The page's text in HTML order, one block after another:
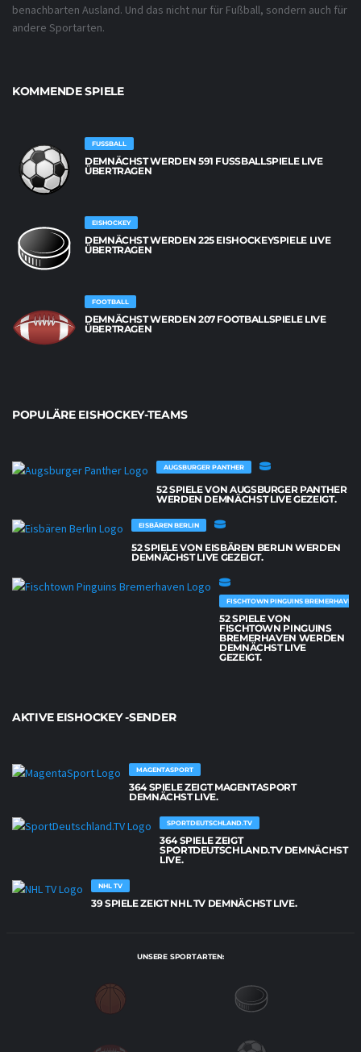
benachbarten Ausland. Und das nicht nur für Fußball, sondern auch für
andere Sportarten.
KOMMENDE SPIELE
FUSSBALL
DEMNÄCHST WERDEN 591 FUSSBALLSPIELE LIVE Ü
BERTRAGEN
EISHOCKEY
DEMNÄCHST WERDEN 225 EISHOCKEYSPIELE LIVE
ÜBERTRAGEN
FOOTBALL
DEMNÄCHST WERDEN 207 FOOTBALLSPIELE LIVE
ÜBERTRAGEN
POPULÄRE EISHOCKEY-TEAMS
AUGSBURGER PANTHER
52 SPIELE VON AUGSBURGER PANTHER
WERDEN DEMNÄCHST LIVE GEZEIGT.
EISBÄREN BERLIN
52 SPIELE VON EISBÄREN BERLIN WERDEN
DEMNÄCHST LIVE GEZEIGT.
FISCHTOWN PINGUINS BREMERHAVEN
52 SPIELE VON
FISCHTOWN PINGUINS
BREMERHAVEN WERDEN
DEMNÄCHST LIVE
GEZEIGT.
AKTIVE EISHOCKEY -SENDER
MAGENTASPORT
364 SPIELE ZEIGT MAGENTASPORT
DEMNÄCHST LIVE.
SPORTDEUTSCHLAND.TV
364 SPIELE ZEIGT
SPORTDEUTSCHLAND.TV DEMNÄCHST
LIVE.
NHL TV
39 SPIELE ZEIGT NHL TV DEMNÄCHST LIVE.
UNSERE SPORTARTEN: